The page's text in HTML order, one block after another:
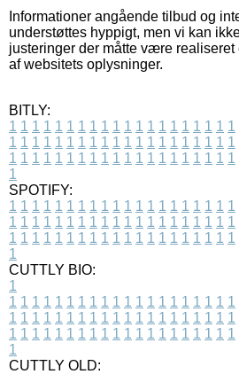
Informationer angående tilbud og
understøttes hyppigt, men vi kan
justeringer der måtte være realiseret
af websitets oplysninger.
BITLY:
1 1 1 1 1 1 1 1 1 1 1 1 1 1 1 1 1 1 1 1
1 1 1 1 1 1 1 1 1 1 1 1 1 1 1 1 1 1 1 1
1 1 1 1 1 1 1 1 1 1 1 1 1 1 1 1 1 1 1 1
1
SPOTIFY:
1 1 1 1 1 1 1 1 1 1 1 1 1 1 1 1 1 1 1 1
1 1 1 1 1 1 1 1 1 1 1 1 1 1 1 1 1 1 1 1
1 1 1 1 1 1 1 1 1 1 1 1 1 1 1 1 1 1 1 1
1
CUTTLY BIO:
1
1 1 1 1 1 1 1 1 1 1 1 1 1 1 1 1 1 1 1 1
1 1 1 1 1 1 1 1 1 1 1 1 1 1 1 1 1 1 1 1
1 1 1 1 1 1 1 1 1 1 1 1 1 1 1 1 1 1 1 1
1
CUTTLY OLD: